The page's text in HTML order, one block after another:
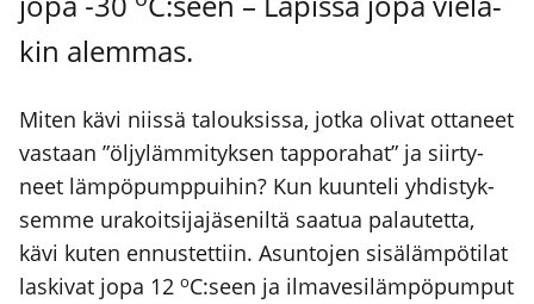
kin alem­mas.
Miten kävi niis­sä talouk­sis­sa, jot­ka oli­vat otta­neet
vas­taan ”öljy­läm­mi­tyk­sen tap­po­ra­hat” ja siir­ty­
neet läm­pö­pump­pui­hin? Kun kuun­te­li yhdis­tyk­
sem­me ura­koit­si­ja­jä­se­nil­tä saa­tua palau­tet­ta,
kävi kuten ennus­tet­tiin. Asun­to­jen sisä­läm­pö­ti­lat
las­ki­vat jopa 12 oC:seen ja ilma­ve­si­läm­pö­pum­put